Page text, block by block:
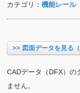
カテゴリ： 機能レール
>> 図面データを見る（
CADデータ（DFX）の
ません。